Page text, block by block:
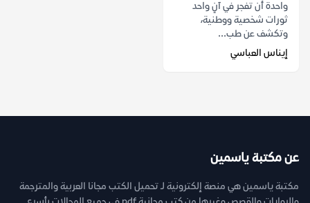
واحدة أن تفجر في آنٍ واحد
ثورات شخصية ووطنية،
وتكشف عن طب...
إيناس العباسي
عن مكتبة ياسمين
مكتبة ياسمين هي منصة إلكترونية لـ تحميل الكتب مجانا العربية والمترجمة